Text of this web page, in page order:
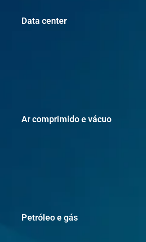
Data center
Ar comprimido e vácuo
Petróleo e gás